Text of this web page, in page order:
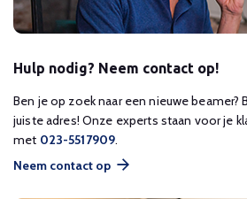
Hulp nodig? Neem contact op!
Ben je op zoek naar een nieuwe beamer?
juiste adres! Onze experts staan voor je
met 023-5517909.
Neem contact op